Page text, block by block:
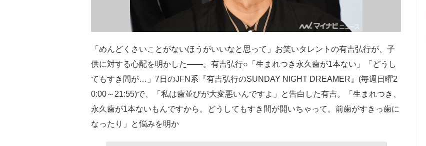
「めんどくさいことがないほうがいいなと思って」お笑いタレントの有吉弘行が、子
供に対する心配を明かした――。有吉弘行○「生まれつき永久歯が1本ない」「どうし
てもすき間が…」7日のJFN系『有吉弘行のSUNDAY NIGHT DREAMER』(毎週日曜2
0:00～21:55)で、「私は歯並びが大変悪いんですよ」と告白した有吉。「生まれつき、
永久歯が1本ないもんですから。どうしてもすき間が開いちゃって。前歯がすきっ歯に
なったり」と悩みを明か